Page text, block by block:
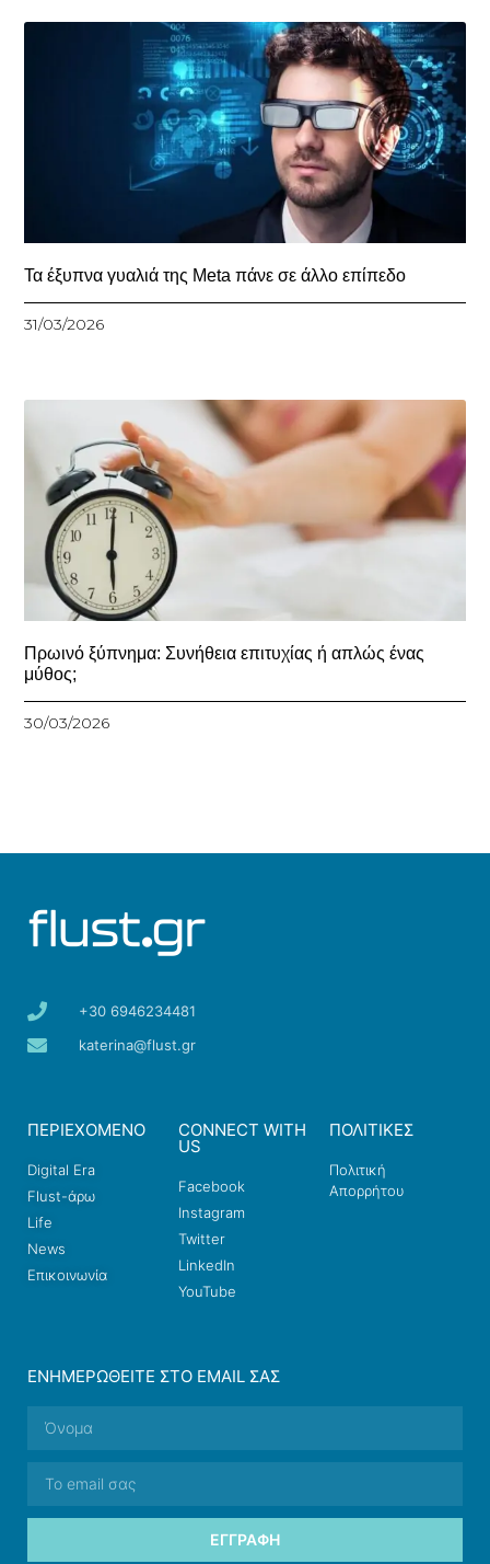
Τα έξυπνα γυαλιά της Meta πάνε σε άλλο επίπεδο
31/03/2026
Πρωινό ξύπνημα: Συνήθεια επιτυχίας ή απλώς ένας
μύθος;
30/03/2026
+30 6946234481
katerina@flust.gr
ΠΕΡΙΕΧΟΜΕΝΟ
Digital Era
Flust-άρω
Life
News
Επικοινωνία
CONNECT WITH
US
Facebook
Instagram
Twitter
LinkedIn
YouTube
ΠΟΛΙΤΙΚΕΣ
Πολιτική
Απορρήτου
ΕΝΗΜΕΡΩΘΕΊΤΕ ΣΤΟ EMAIL ΣΑΣ
ΕΓΓΡΑΦΉ